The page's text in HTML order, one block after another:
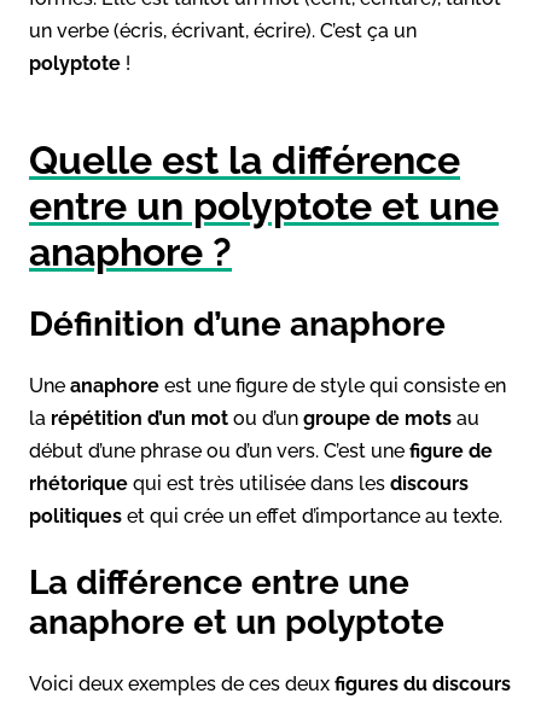
un verbe (écris, écrivant, écrire). C’est ça un
polyptote !
Quelle est la différence
entre un polyptote et une
anaphore ?
Définition d’une anaphore
Une anaphore est une figure de style qui consiste en
la répétition d’un mot ou d’un groupe de mots au
début d’une phrase ou d’un vers. C’est une figure de
rhétorique qui est très utilisée dans les discours
politiques et qui crée un effet d’importance au texte.
La différence entre une
anaphore et un polyptote
Voici deux exemples de ces deux figures du discours